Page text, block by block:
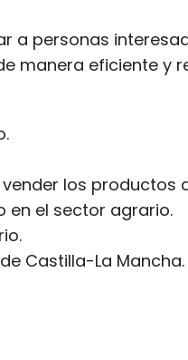
a personas
eficiente y
los productos
en el sector agrario.
Castilla-La Mancha.